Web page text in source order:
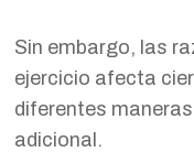
Sin embargo, las
ejercicio afecta
diferentes
adicional.